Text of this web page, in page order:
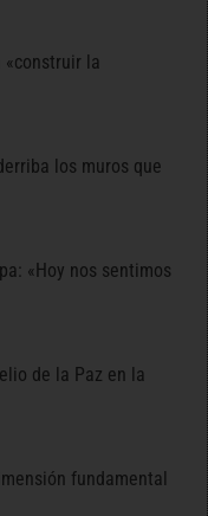
«construir la
los muros que
«Hoy nos sentimos
de la Paz en la
fundamental